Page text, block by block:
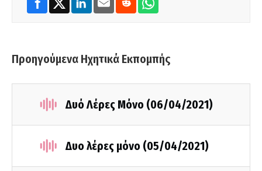
Προηγούμενα Ηχητικά Εκπομπής
Δυό Λέρες Μόνο (06/04/2021)
Δυο λέρες μόνο (05/04/2021)